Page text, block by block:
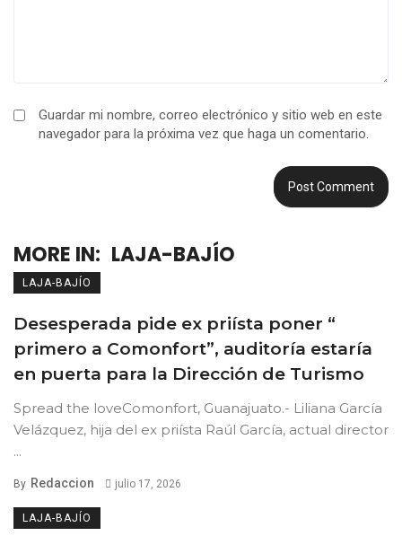
Guardar mi nombre, correo electrónico y sitio web en este
navegador para la próxima vez que haga un comentario.
MORE IN: LAJA-BAJÍO
LAJA-BAJÍO
Desesperada pide ex priísta poner “
primero a Comonfort”, auditoría estaría
en puerta para la Dirección de Turismo
Spread the loveComonfort, Guanajuato.- Liliana García
Velázquez, hija del ex priísta Raúl García, actual director
...
By Redaccion julio 17, 2026
LAJA-BAJÍO